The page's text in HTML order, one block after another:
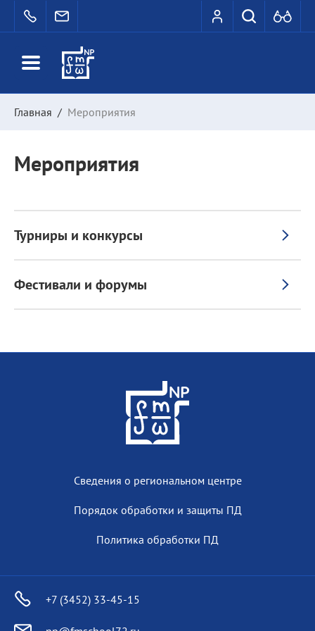
Главная / Мероприятия
Мероприятия
Турниры и конкурсы
Фестивали и форумы
Сведения о региональном центре
Порядок обработки и защиты ПД
Политика обработки ПД
+7 (3452) 33-45-15